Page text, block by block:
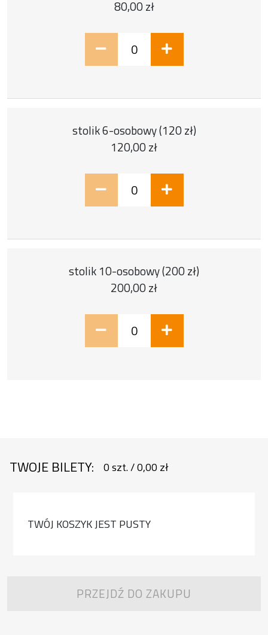
Cena jednostkowa:
80,00 zł
Typ biletu:
stolik 6-osobowy (120 zł)
Cena jednostkowa:
120,00 zł
Typ biletu:
stolik 10-osobowy (200 zł)
Cena jednostkowa:
200,00 zł
TWOJE BILETY: 0szt./0,00 zł
TWÓJ KOSZYK JEST PUSTY
PRZEJDŹ DO ZAKUPU